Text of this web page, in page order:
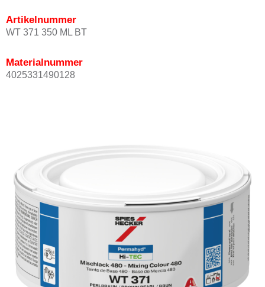
Artikelnummer
WT 371 350 ML BT
Materialnummer
4025331490128